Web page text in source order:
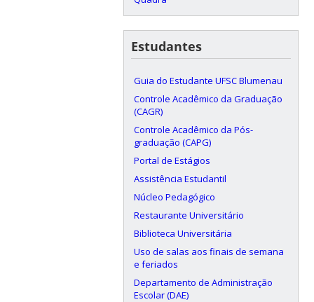
Estudantes
Guia do Estudante UFSC Blumenau
Controle Acadêmico da Graduação
(CAGR)
Controle Acadêmico da Pós-
graduação (CAPG)
Portal de Estágios
Assistência Estudantil
Núcleo Pedagógico
Restaurante Universitário
Biblioteca Universitária
Uso de salas aos finais de semana
e feriados
Departamento de Administração
Escolar (DAE)